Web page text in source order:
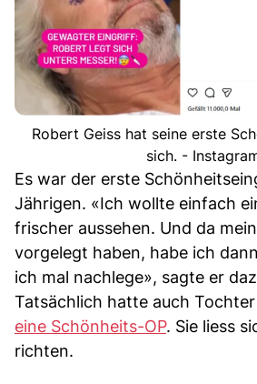
Robert Geiss hat seine erste
sich. -
Es war der erste
Jährigen. «Ich wollte einfach
frischer aussehen. Und da
vorgelegt haben, habe ich
ich mal nachlege», sagte er
Tatsächlich hatte auch
eine Schönheits-OP. Sie liess
richten.